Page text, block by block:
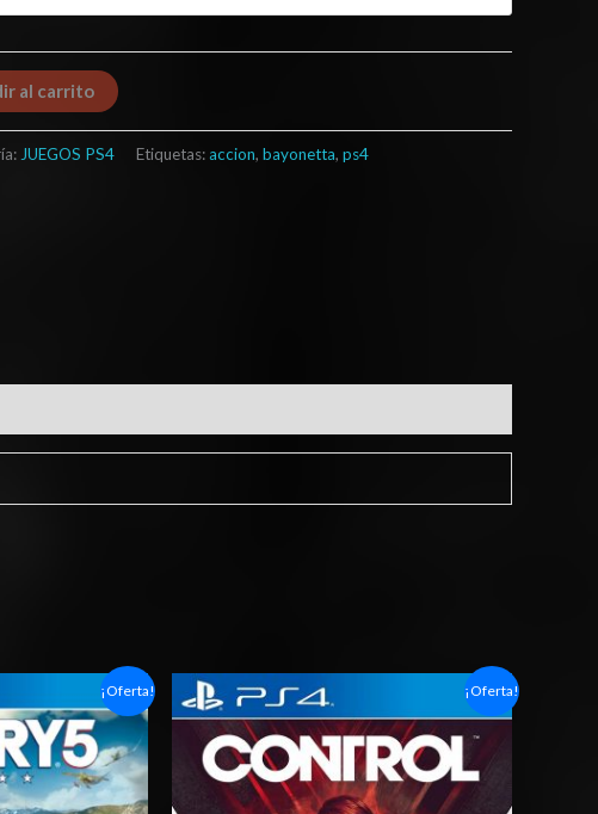
al carrito
JUEGOS PS4 Etiquetas:accion, bayonetta, ps4
¡Oferta! ¡Oferta!
Rango
de
precios:
desde
$6.03
hasta
$10.03